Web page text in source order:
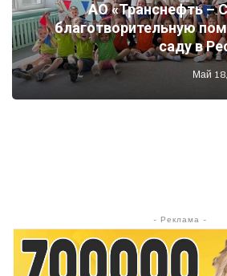
АО «Транснефть –
благотворительную
саду в
Май
- Реклама -